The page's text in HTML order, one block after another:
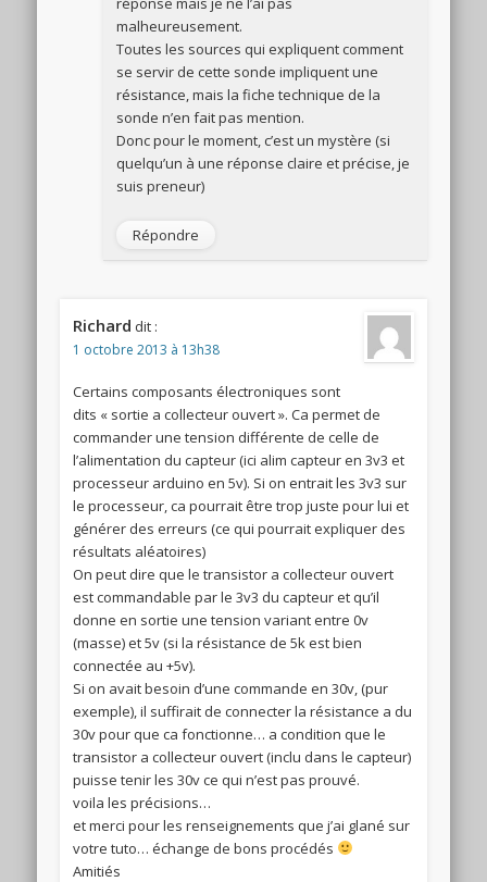
malheureusement.
Toutes les sources qui expliquent comment
se servir de cette sonde impliquent une
résistance, mais la fiche technique de la
sonde n’en fait pas mention.
Donc pour le moment, c’est un mystère (si
quelqu’un à une réponse claire et précise, je
suis preneur)
Répondre
Richard dit :
1 octobre 2013 à 13h38
Certains composants électroniques sont
dits « sortie a collecteur ouvert ». Ca permet de
commander une tension différente de celle de
l’alimentation du capteur (ici alim capteur en 3v3 et
processeur arduino en 5v). Si on entrait les 3v3 sur
le processeur, ca pourrait être trop juste pour lui et
générer des erreurs (ce qui pourrait expliquer des
résultats aléatoires)
On peut dire que le transistor a collecteur ouvert
est commandable par le 3v3 du capteur et qu’il
donne en sortie une tension variant entre 0v
(masse) et 5v (si la résistance de 5k est bien
connectée au +5v).
Si on avait besoin d’une commande en 30v, (pur
exemple), il suffirait de connecter la résistance a du
30v pour que ca fonctionne… a condition que le
transistor a collecteur ouvert (inclu dans le capteur)
puisse tenir les 30v ce qui n’est pas prouvé.
voila les précisions…
et merci pour les renseignements que j’ai glané sur
votre tuto… échange de bons procédés
Amitiés